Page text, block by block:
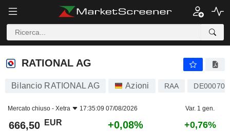
RATIONAL AG
RATIONAL AG
Bilancio RATIONAL AG Azioni RAA
Mercato chiuso - Xetra 17:35:09 07/08/2026 Var. 1 gen.
666,50 EUR +0,08% +0,76%